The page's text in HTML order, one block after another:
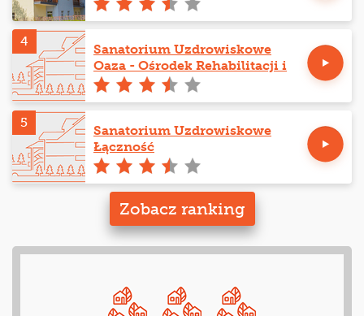
4
Sanatorium Uzdrowiskowe
Oaza - Ośrodek Rehabilitacji i
Odnowy Biologicznej
5
Sanatorium Uzdrowiskowe
Łączność
Zobacz ranking